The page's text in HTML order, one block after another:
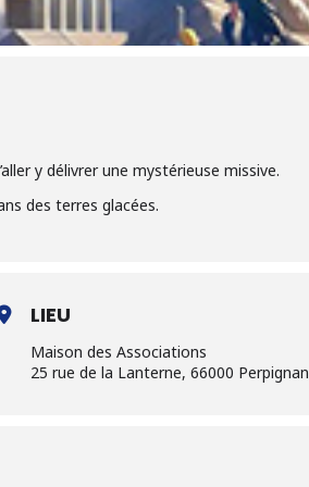
y délivrer une mystérieuse missive.
des terres glacées.
LIEU
Maison des Associations
25 rue de la Lanterne, 66000 Perpignan